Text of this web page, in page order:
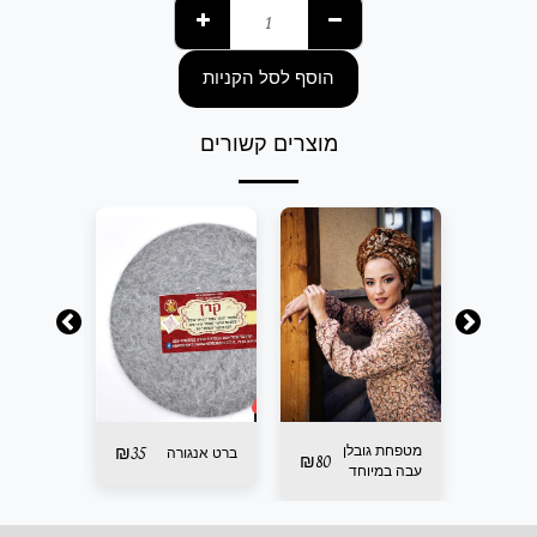
הוסף לסל הקניות
מוצרים קשורים
מטפחת גובלן
עבה במיוחד
₪80 ברט אנגורה ₪35